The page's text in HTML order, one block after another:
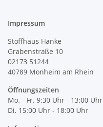
Impressum
Stoffhaus Hanke
Grabenstraße 10
02173 51244
40789 Monheim am Rhein
Öffnungszeiten
Mo. - Fr. 9:30 Uhr - 13:00 Uhr
Di. 15:00 Uhr - 18:00 Uhr